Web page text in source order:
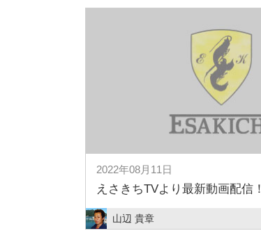
2022年08月11日
えさきちTVより最新動画配信！
山辺 貴章